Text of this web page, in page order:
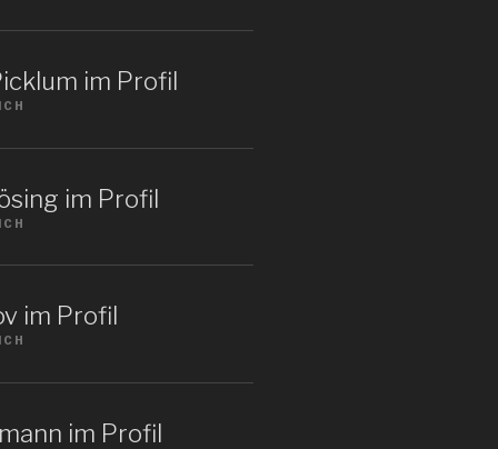
im Profil
im Profil
im Profil
im Profil